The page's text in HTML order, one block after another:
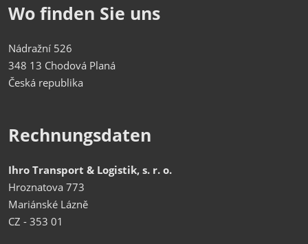
Wo finden Sie uns
Nádražní 526
348 13 Chodová Planá
Česká republika
Rechnungsdaten
Ihro Transport & Logistik, s. r. o.
Hroznatova 773
Mariánské Lázně
CZ - 353 01